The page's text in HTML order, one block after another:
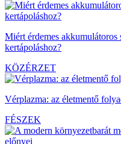
Miért érdemes akkumulátoros
kertápoláshoz?
KÖZÉRZET
Vérplazma: az életmentő
FÉSZEK